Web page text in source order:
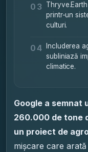
03
printr-un
culturi.
04
Includerea
subliniază
climatice.
Google a semnat
260.000 de tone
un proiect de
mișcare care